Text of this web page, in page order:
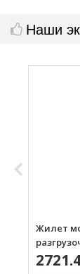
Наши
Жилет